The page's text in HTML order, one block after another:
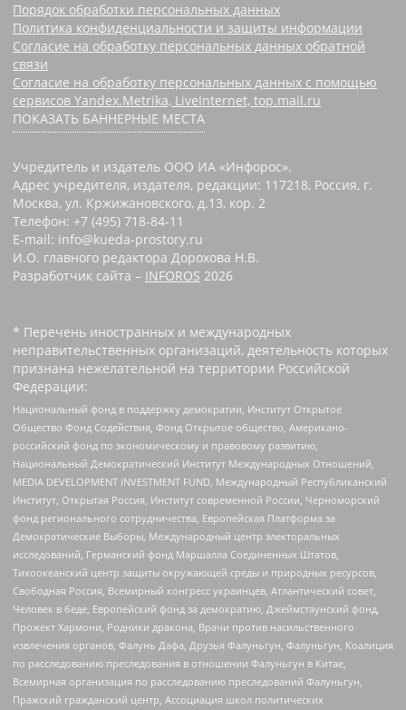
Порядок обработки персональных данных
Политика конфиденциальности и защиты информации
Согласие на обработку персональных данных обратной
связи
Согласие на обработку персональных данных с помощью
сервисов Yandex.Metrika, LiveInternet, top.mail.ru
ПОКАЗАТЬ БАННЕРНЫЕ МЕСТА
Учредитель и издатель ООО ИА «Инфорос».
Адрес учредителя, издателя, редакции: 117218, Россия, г.
Москва, ул. Кржижановского, д.13, кор. 2
Телефон: +7 (495) 718-84-11
E-mail: info@kueda-prostory.ru
И.О. главного редактора Дорохова Н.В.
Разработчик сайта – INFOROS 2026
* Перечень иностранных и международных
неправительственных организаций, деятельность которых
признана нежелательной на территории Российской
Федерации:
Национальный фонд в поддержку демократии, Институт Открытое
Общество Фонд Содействия, Фонд Открытое общество, Американо-
российский фонд по экономическому и правовому развитию,
Национальный Демократический Институт Международных Отношений,
MEDIA DEVELOPMENT INVESTMENT FUND, Международный Республиканский
Институт, Открытая Россия, Институт современной России, Черноморский
фонд регионального сотрудничества, Европейская Платформа за
Демократические Выборы, Международный центр электоральных
исследований, Германский фонд Маршалла Соединенных Штатов,
Тихоокеанский центр защиты окружающей среды и природных ресурсов,
Свободная Россия, Всемирный конгресс украинцев, Атлантический совет,
Человек в беде, Европейский фонд за демократию, Джеймстаунский фонд,
Прожект Хармони, Родники дракона, Врачи против насильственного
извлечения органов, Фалунь Дафа, Друзья Фалуньгун, Фалуньгун, Коалиция
по расследованию преследования в отношении Фалуньгун в Китае,
Всемирная организация по расследованию преследований Фалуньгун,
Пражский гражданский центр, Ассоциация школ политических